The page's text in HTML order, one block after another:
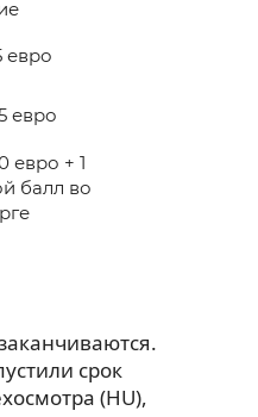
евро
евро
евро + 1
балл во
срок
(HU),